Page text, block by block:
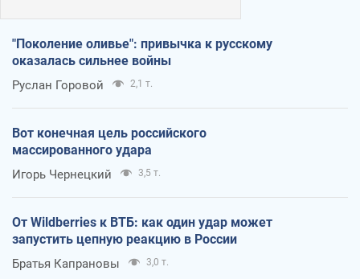
"Поколение оливье": привычка к русскому
оказалась сильнее войны
Руслан Горовой 2,1 т.
Вот конечная цель российского
массированного удара
Игорь Чернецкий 3,5 т.
От Wildberries к ВТБ: как один удар может
запустить цепную реакцию в России
Братья Капрановы 3,0 т.